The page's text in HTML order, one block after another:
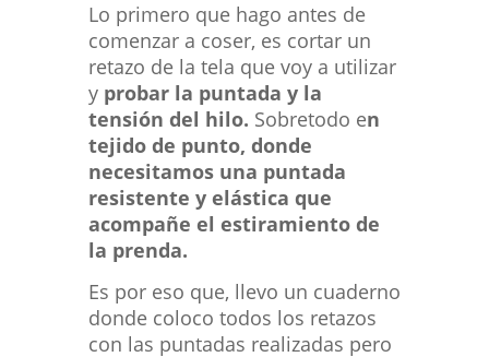
Lo primero que hago antes de
comenzar a coser, es cortar un
retazo de la tela que voy a utilizar
y probar la puntada y la
tensión del hilo. Sobretodo en
tejido de punto, donde
necesitamos una puntada
resistente y elástica que
acompañe el estiramiento de
la prenda.
Es por eso que, llevo un cuaderno
donde coloco todos los retazos
con las puntadas realizadas pero